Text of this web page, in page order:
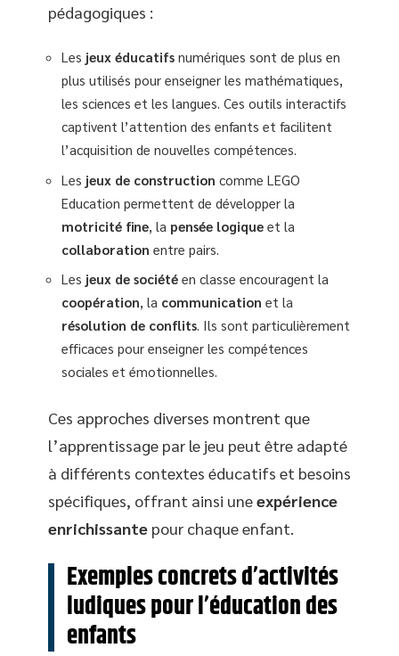
pédagogiques :
Les jeux éducatifs numériques sont de plus en
plus utilisés pour enseigner les mathématiques,
les sciences et les langues. Ces outils interactifs
captivent l’attention des enfants et facilitent
l’acquisition de nouvelles compétences.
Les jeux de construction comme LEGO
Education permettent de développer la
motricité fine , la pensée logique et la
collaboration entre pairs.
Les jeux de société en classe encouragent la
coopération, la communication et la
résolution de conflits. Ils sont particulièrement
efficaces pour enseigner les compétences
sociales et émotionnelles.
Ces approches diverses montrent que
l’apprentissage par le jeu peut être adapté
à différents contextes éducatifs et besoins
spécifiques, offrant ainsi uneexpérience
enrichissante pour chaque enfant.
Exemples concrets d’activités
ludiques pour l’éducation des
enfants